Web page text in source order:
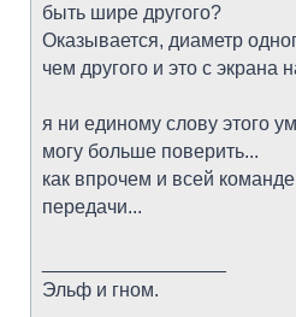
быть шире другого?
Оказывается, диаметр
чем другого и это с экрана
я ни единому слову этого
могу больше поверить...
как впрочем и всей
передачи...
Эльф и гном.